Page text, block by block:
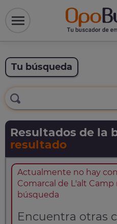
Tu búsqueda
Resultados de la
resultado
Actualmente no hay
Comarcal de L'alt Camp
búsqueda
Encuentra otras